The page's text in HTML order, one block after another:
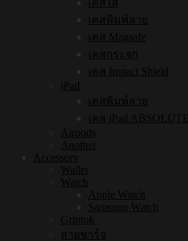
เคสพิมพ์ลาย
เคส Magsafe
เคสกระจก
เคส Impact Shield
iPad
เคสพิมพ์ลาย
เคส iPad ABSOLUTE
Airpods
Another
Accessory
Wallet
Watch
Apple Watch
Samsung Watch
Griptok
สายชาร์จ